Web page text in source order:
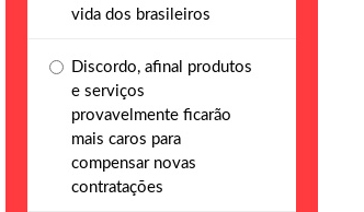
vida dos brasileiros
Discordo, afinal produtos
e serviços
provavelmente ficarão
mais caros para
compensar novas
contratações